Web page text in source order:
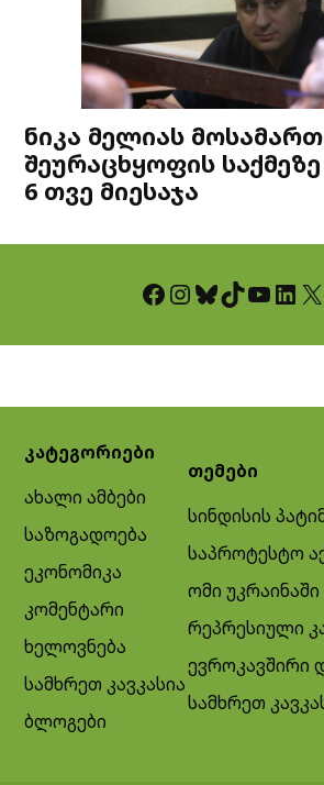
ნიკა მელიას
შეურაცხყოფის
6 თვე მიესაჯა
Facebook InstagramBluesky TikTok YouTube LinkedIn X
კატეგორიები
ახალი ამბები
საზოგადოება
ეკონომიკა
კომენტარი
ხელოვნება
სამხრეთ კავკასია
ბლოგები
თემები
სინდისის
საპროტესტო
ომი უკრაინაში
რეპრესიული
ევროკავშირი
სამხრეთ